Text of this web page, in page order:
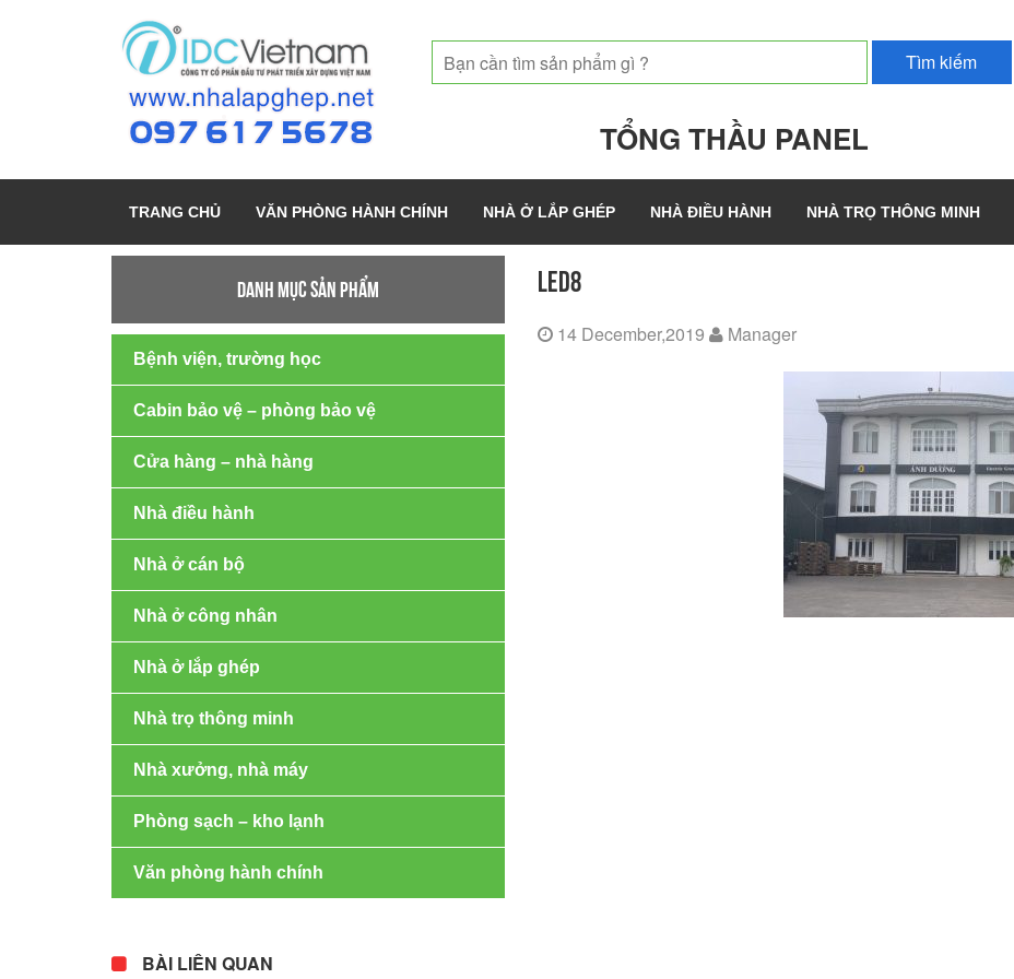
TỔNG THẦU PANEL
TRANG CHỦ VĂN PHÒNG HÀNH CHÍNH NHÀ Ở LẮP GHÉP NHÀ ĐIỀU HÀNH NHÀ TRỌ THÔNG MINH
DANH MỤC SẢN PHẨM
Bệnh viện, trường học
Cabin bảo vệ – phòng bảo vệ
Cửa hàng – nhà hàng
Nhà điều hành
Nhà ở cán bộ
Nhà ở công nhân
Nhà ở lắp ghép
Nhà trọ thông minh
Nhà xưởng, nhà máy
Phòng sạch – kho lạnh
Văn phòng hành chính
LED8
14 December,2019 Manager
BÀI LIÊN QUAN